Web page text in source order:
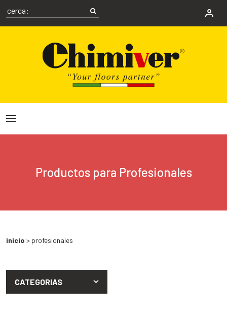
Productos para Profesionales
inicio > profesionales
CATEGORIAS